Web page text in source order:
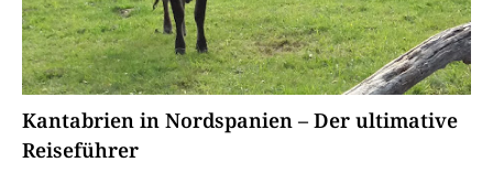
Kantabrien in Nordspanien – Der ultimative
Reiseführer